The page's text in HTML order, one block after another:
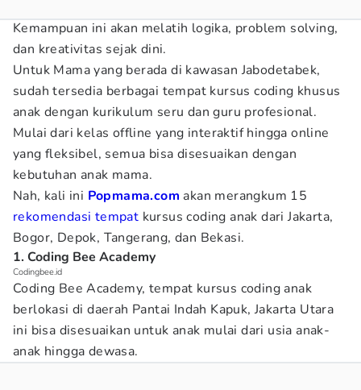
Kemampuan ini akan melatih logika, problem solving,
dan kreativitas sejak dini.
Untuk Mama yang berada di kawasan Jabodetabek,
sudah tersedia berbagai tempat kursus coding khusus
anak dengan kurikulum seru dan guru profesional.
Mulai dari kelas offline yang interaktif hingga online
yang fleksibel, semua bisa disesuaikan dengan
kebutuhan anak mama.
Nah, kali ini Popmama.com akan merangkum 15
rekomendasi tempat kursus coding anak dari Jakarta,
Bogor, Depok, Tangerang, dan Bekasi.
1. Coding Bee Academy
Codingbee.id
Coding Bee Academy, tempat kursus coding anak
berlokasi di daerah Pantai Indah Kapuk, Jakarta Utara
ini bisa disesuaikan untuk anak mulai dari usia anak-
anak hingga dewasa.